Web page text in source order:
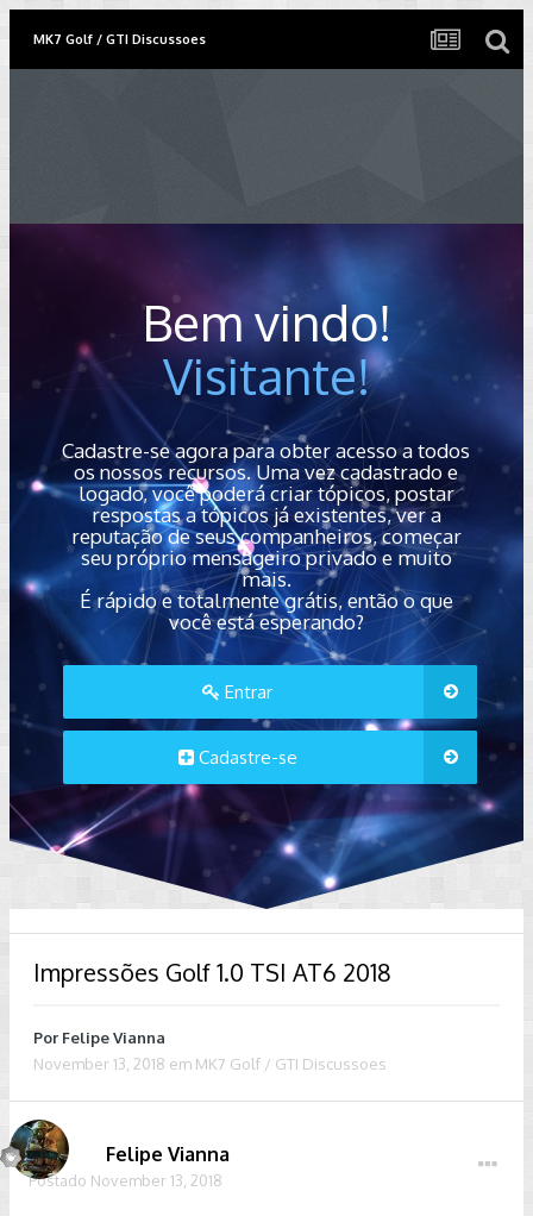
MK7 Golf / GTI Discussoes
Bem vindo!
Visitante!
Cadastre-se agora para obter acesso a todos
os nossos recursos. Uma vez cadastrado e
logado, você poderá criar tópicos, postar
respostas a tópicos já existentes, ver a
reputação de seus companheiros, começar
seu próprio mensageiro privado e muito
mais.
É rápido e totalmente grátis, então o que
você está esperando?
Entrar
Cadastre-se
Impressões Golf 1.0 TSI AT6 2018
Por Felipe Vianna
November 13, 2018 em MK7 Golf / GTI Discussoes
Felipe Vianna
Postado November 13, 2018